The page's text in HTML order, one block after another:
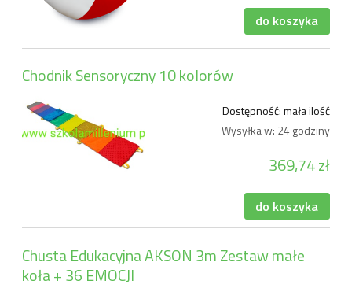
do koszyka
Chodnik Sensoryczny 10 kolorów
Dostępność:mała ilość
Wysyłka w: 24 godziny
369,74 zł
do koszyka
Chusta Edukacyjna AKSON 3m Zestaw małe
koła + 36 EMOCJI